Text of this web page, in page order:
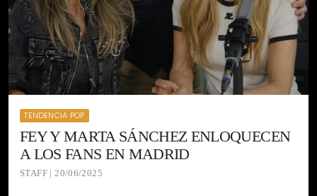
TENDENCIA POP
FEY Y MARTA SÁNCHEZ ENLOQUECEN
A LOS FANS EN MADRID
STAFF | 20/06/2025